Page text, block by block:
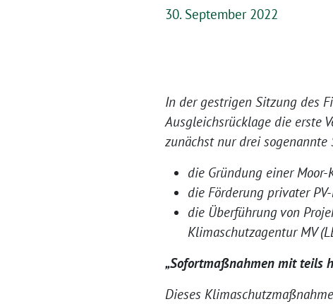
30. September 2022
In der gestrigen Sitzung des
Ausgleichsrücklage die erste
zunächst nur drei sogenannte
die Gründung einer
die Förderung privater
die Überführung von
Klimaschutzagentur MV
„Sofortmaßnahmen mit teils
Dieses